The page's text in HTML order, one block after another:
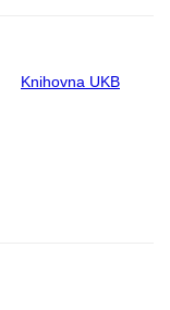
Knihovna UKB